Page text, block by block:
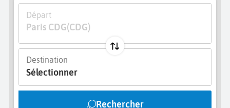
Départ
Paris CDG(CDG)
Destination
Sélectionner
Rechercher